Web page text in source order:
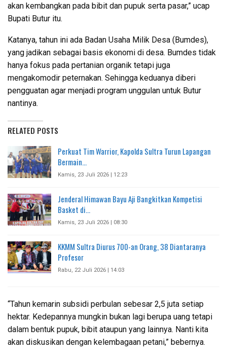
akan kembangkan pada bibit dan pupuk serta pasar,” ucap
Bupati Butur itu.
Katanya, tahun ini ada Badan Usaha Milik Desa (Bumdes),
yang jadikan sebagai basis ekonomi di desa. Bumdes tidak
hanya fokus pada pertanian organik tetapi juga
mengakomodir peternakan. Sehingga keduanya diberi
pengguatan agar menjadi program unggulan untuk Butur
nantinya.
RELATED POSTS
Perkuat Tim Warrior, Kapolda Sultra Turun Lapangan
Bermain…
Kamis, 23 Juli 2026 | 12:23
Jenderal Himawan Bayu Aji Bangkitkan Kompetisi
Basket di…
Kamis, 23 Juli 2026 | 08:30
KKMM Sultra Diurus 700-an Orang, 38 Diantaranya
Profesor
Rabu, 22 Juli 2026 | 14:03
“Tahun kemarin subsidi perbulan sebesar 2,5 juta setiap
hektar. Kedepannya mungkin bukan lagi berupa uang tetapi
dalam bentuk pupuk, bibit ataupun yang lainnya. Nanti kita
akan diskusikan dengan kelembagaan petani,” bebernya.